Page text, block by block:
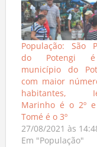
População: São
do Potengi
município do
com maior
habitantes,
Marinho é o 2º e
Tomé é o 3º
27/08/2021 às
Em "População"